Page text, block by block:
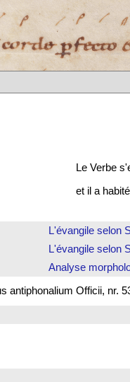
Le Verbe
et il a
L'évangile selon
L'évangile selon
Analyse
antiphonalium Officii, nr.